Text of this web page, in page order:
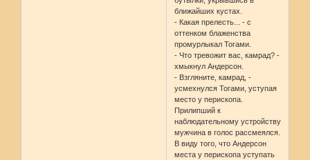
ближайших кустах.
- Какая прелесть... - с
оттенком блаженства
промурлыкал Тогами.
- Что тревожит вас, камрад? -
хмыкнул Андерсон.
- Взгляните, камрад, -
усмехнулся Тогами, уступая
место у перископа.
Прилипший к
наблюдательному устройству
мужчина в голос рассмеялся.
В виду того, что Андерсон
места у перископа уступать